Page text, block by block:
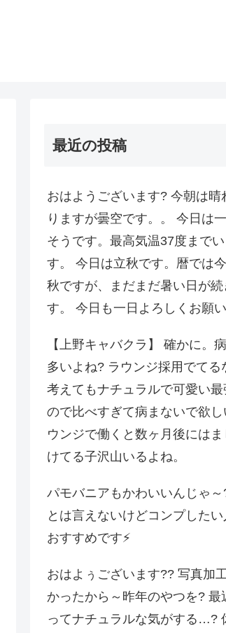
最近の投稿
おはようございます? 今朝は晴
りますが曇空です。。 今日は
そうです。最高気温37度まで
す。 今日は立秋です。暦では
秋ですが、まだまだ暑い日が
す。 今日も一日よろしくお願
【上野キャバクラ】 確かに。
多いよね? ラウンジ採用でてる
考えてもナチュラルで可愛い
ので比べすぎて病まないで欲し
ウンジで働くと数ヶ月後には
けてる子沢山いるよね。
パモバニアもかわいいんじゃ～
とは言えないけどコンプしたい
おすすめです⚡️
おはよぅございます?? 写真加
かったから～昨年のやつを? 最
ってナチュラルな気がする…?